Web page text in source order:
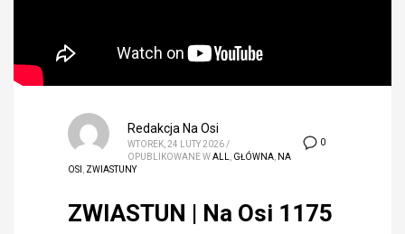
0
Redakcja Na Osi
WTOREK, 24 LUTY 2026/
OPUBLIKOWANE WALL, GŁÓWNA, NA
OSI , ZWIASTUNY
ZWIASTUN | Na Osi 1175